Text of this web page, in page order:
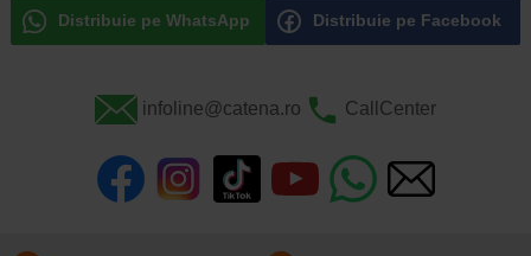
Distribuie pe WhatsApp Distribuie pe Facebook
infoline@catena.ro CallCenter